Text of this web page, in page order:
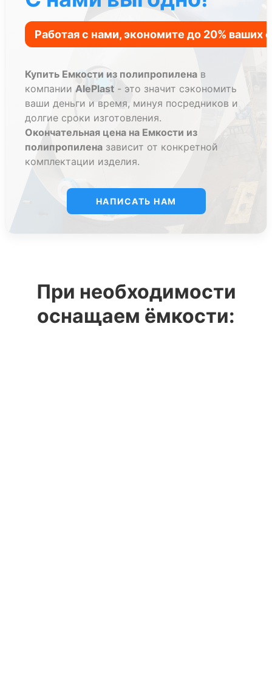
Купить Емкости из полипропилена в
компании AlePlast - это значит сэкономить
ваши деньги и время, минуя посредников и
долгие сроки изготовления.
Окончательная цена на Емкости из
полипропилена зависит от конкретной
комплектации изделия.
НАПИСАТЬ НАМ
При необходимости
оснащаем ёмкости: